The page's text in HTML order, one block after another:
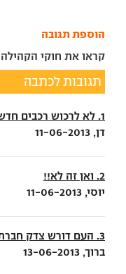
הוספת תגובה
קראו את חוקי
תגובות לכתבה
1. לא לרכוש רכבים חדשים!!!
דן, 11-06-2013
2. ואן זה לא!!
יוסי, 11-06-2013
3. העם דורש צדק חברתי-לא לרכוש רכבים חדשים.
ברוך, 13-06-2013